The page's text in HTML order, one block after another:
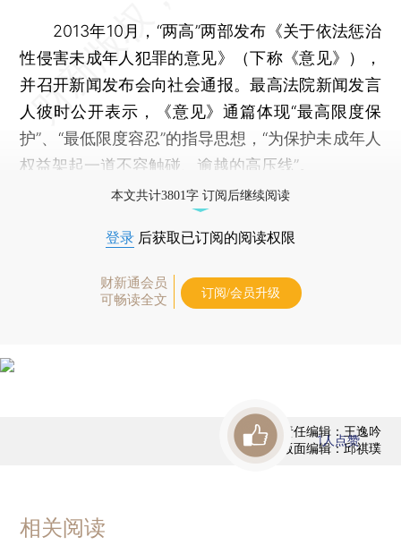
2013年10月，“两高”两部发布《关于依法惩治
性侵害未成年人犯罪的意见》（下称《意见》），
并召开新闻发布会向社会通报。最高法院新闻发言
人彼时公开表示，《意见》通篇体现“最高限度保
护”、“最低限度容忍”的指导思想，“为保护未成年人
权益架起一道不容触碰、逾越的高压线”。
本文共计3801字 订阅后继续阅读
登录 后获取已订阅的阅读权限
财新通会员
可畅读全文
订阅/会员升级
责任编辑：王逸吟
版面编辑：邱祺璞
1人点赞
相关阅读